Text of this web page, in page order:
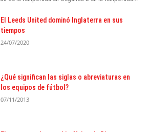
El Leeds United dominó Inglaterra en sus
tiempos
24/07/2020
¿Qué significan las siglas o abreviaturas en
los equipos de fútbol?
07/11/2013